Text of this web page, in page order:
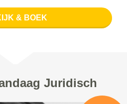
& BOEK
Juridisch